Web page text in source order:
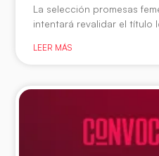
La selección promesas
intentará revalidar el título
LEER MÁS